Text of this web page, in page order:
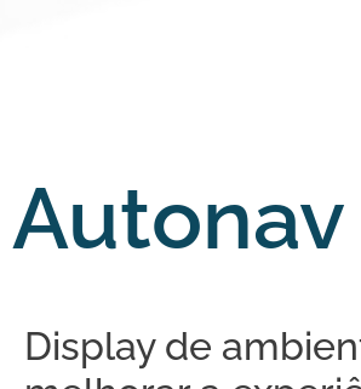
Display de